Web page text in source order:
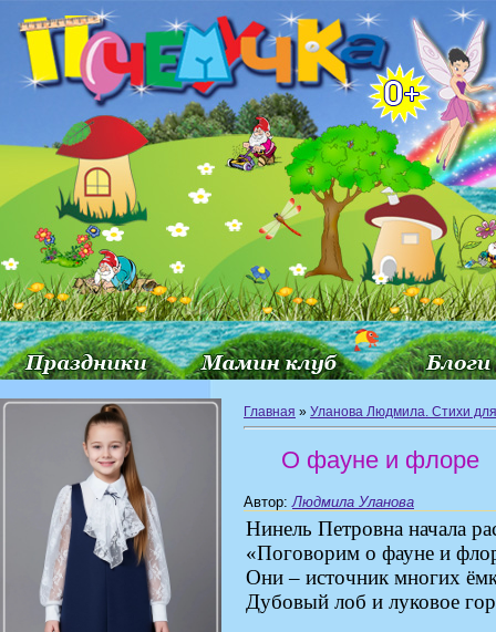
Главная » Уланова Людмила. Стихи
О фауне и флоре
Автор: Людмила Уланова
Нинель Петровна начала
«Поговорим о фауне и
Они – источник многих
Дубовый лоб и луковое